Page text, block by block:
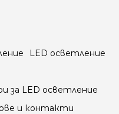
LED осветление
за LED осветление
и контакти